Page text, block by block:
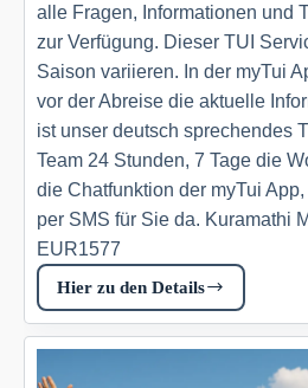
alle Fragen, Informationen und
zur Verfügung. Dieser TUI
Saison variieren. In der myTui
vor der Abreise die aktuelle
ist unser deutsch sprechendes
Team 24 Stunden, 7 Tage die
die Chatfunktion der myTui
per SMS für Sie da. Kuramathi
EUR1577
Hier zu den Details
Kuramathi
Maldives